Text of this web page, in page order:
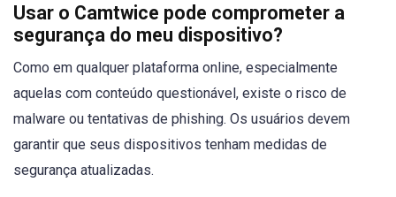
Usar o Camtwice pode comprometer a
segurança do meu dispositivo?
Como em qualquer plataforma online, especialmente
aquelas com conteúdo questionável, existe o risco de
malware ou tentativas de phishing. Os usuários devem
garantir que seus dispositivos tenham medidas de
segurança atualizadas.